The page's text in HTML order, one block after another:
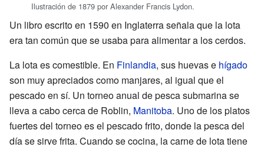
Ilustración de 1879 por Alexander Francis Lydon.
Un libro escrito en 1590 en Inglaterra señala que la lota
era tan común que se usaba para alimentar a los cerdos.
La lota es comestible. En Finlandia, sus huevas e hígado
son muy apreciados como manjares, al igual que el
pescado en sí. Un torneo anual de pesca submarina se
lleva a cabo cerca de Roblin, Manitoba. Uno de los platos
fuertes del torneo es el pescado frito, donde la pesca del
día se sirve frita. Cuando se cocina, la carne de lota tiene